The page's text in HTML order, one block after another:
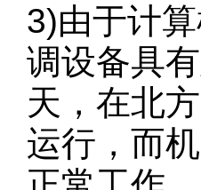
3)由于计
调设备具
天，在北
运行，而